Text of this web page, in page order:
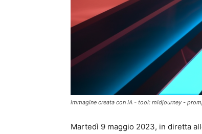
immagine creata con IA - tool: midjourney -
Martedì 9 maggio 2023, in diretta